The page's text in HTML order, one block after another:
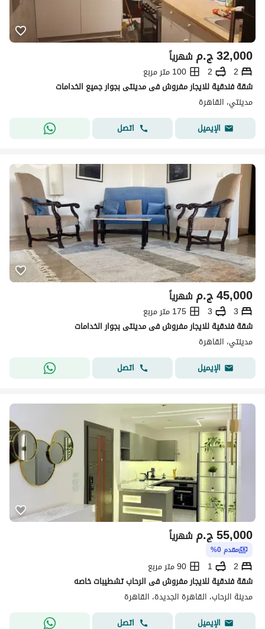
ج.م32,000 شهرياً
2
2
100 متر مربع
شقة فندقية للايجار مفروش فى مدينتى بجوار جميع الخدامات
مدينتي، القاهرة
الإيميل
اتصل
ج.م45,000 شهرياً
3
3
175 متر مربع
شقة فندقية للايجار مفروش فى مدينتى بجوار الخدامات
مدينتي، القاهرة
الإيميل
اتصل
ج.م55,000 شهرياً
مقدم 0%
2
1
90 متر مربع
شقة فندقية للايجار مفروش فى الرحاب تشطيبات خاصه
مدينة الرحاب، القاهرة الجديدة، القاهرة
الإيميل
اتصل